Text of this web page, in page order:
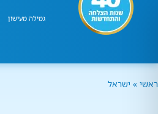
גמילה מעישון
ראשי » ישראל